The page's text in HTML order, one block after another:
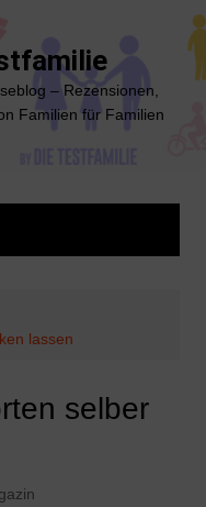
– Rezensionen,
Familien für Familien
lassen
selber